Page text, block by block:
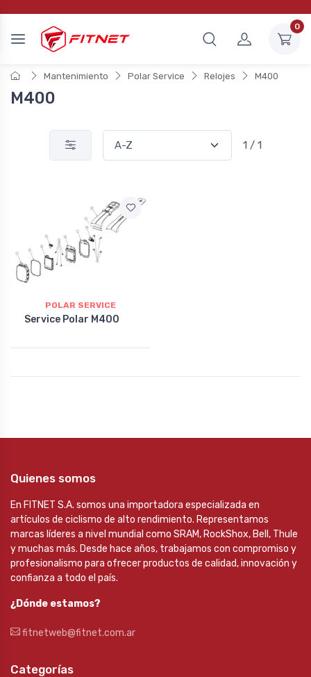
0
Mantenimiento Polar Service Relojes M400
M400
1 / 1
POLAR SERVICE
Service Polar M400
Quienes somos
En FITNET S.A. somos una importadora especializada en
artículos de ciclismo de alto rendimiento. Representamos
marcas líderes a nivel mundial como SRAM, RockShox, Bell, Thule
y muchas más. Desde hace años, trabajamos con compromiso y
profesionalismo para ofrecer productos de calidad, innovación y
confianza a todo el país.
¿Dónde estamos?
fitnetweb@fitnet.com.ar
Categorías